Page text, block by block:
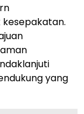
yang